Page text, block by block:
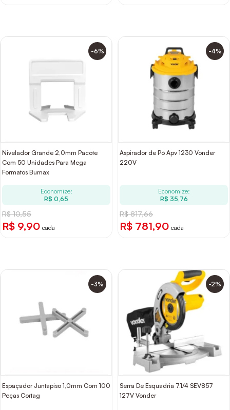
-6%
Nivelador Grande 2,0mm Pacote
Com 50 Unidades Para Mega
Formatos Bumax
Economize:
R$ 0,65
R$ 10,55
R$ 9,90 cada
-4%
Aspirador de Pó Apv 1230 Vonder
220V
Economize:
R$ 35,76
R$ 817,66
R$ 781,90 cada
-3%
Espaçador Juntapiso 1,0mm Com 100
Peças Cortag
-2%
Serra De Esquadria 7.1/4 SEV857
127V Vonder